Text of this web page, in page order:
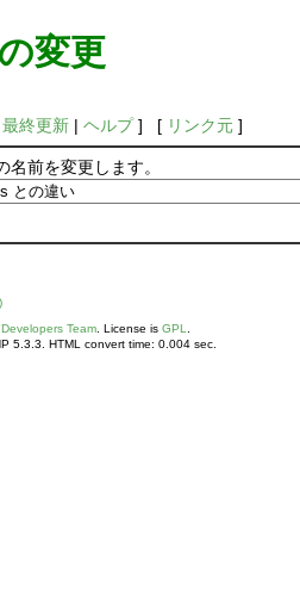
変更
最終更新| ヘルプ] [ リンク元]
名前を変更します。
Team. License is GPL
5.3.3. HTML convert time: 0.004 sec.